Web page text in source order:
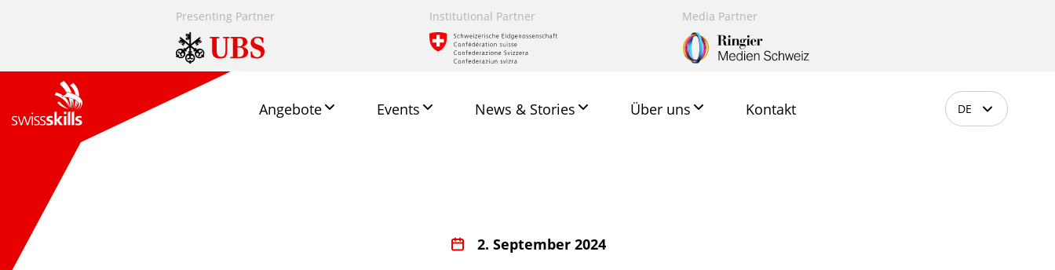
Presenting Partner Institutional Partner Media Partner
Angebote Events News & Stories Über uns Kontakt DE
2. September 2024